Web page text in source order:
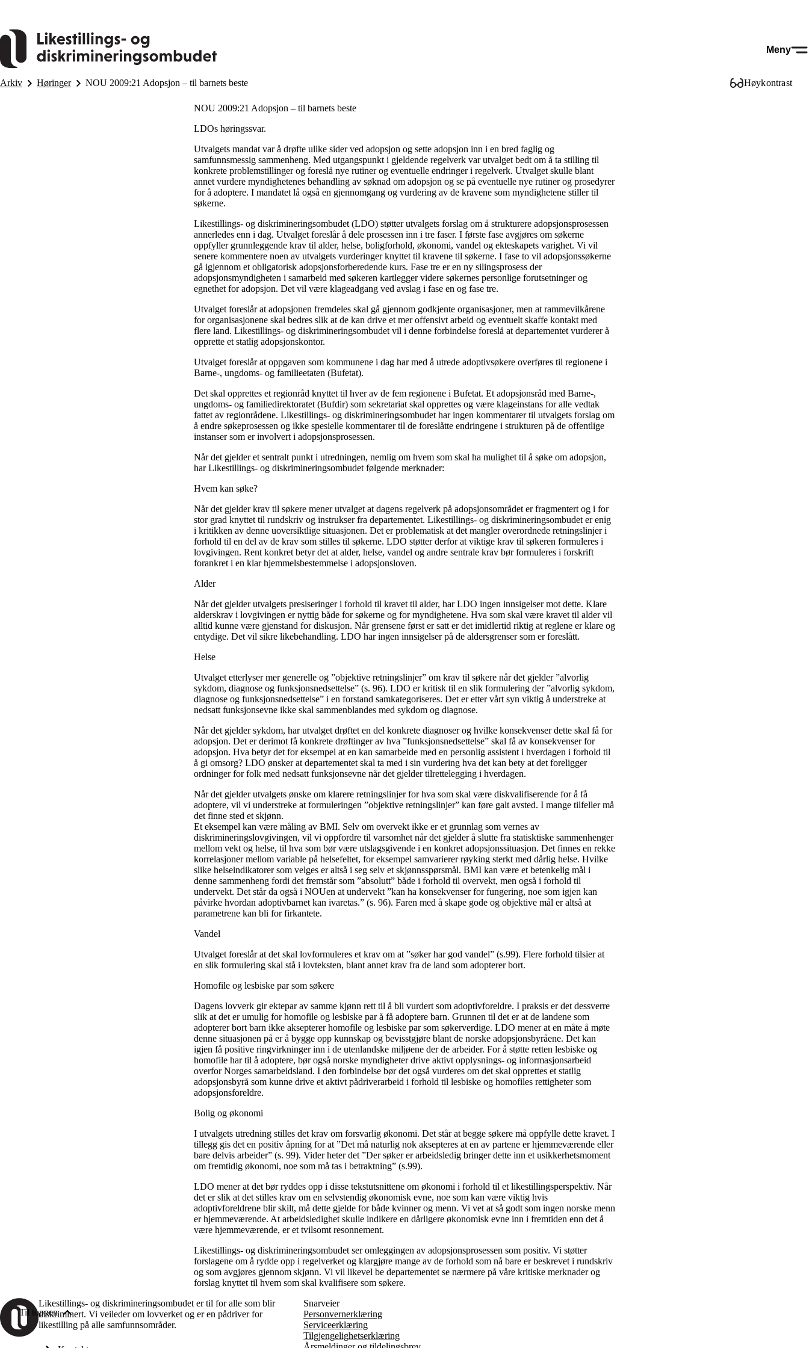
Meny
Arkiv Høringer NOU 2009:21 Adopsjon – til barnets beste Høykontrast
NOU 2009:21 Adopsjon – til barnets beste
LDOs høringssvar.
Utvalgets mandat var å drøfte ulike sider ved adopsjon og sette adopsjon inn i en bred faglig og
samfunnsmessig sammenheng. Med utgangspunkt i gjeldende regelverk var utvalget bedt om å ta stilling til
konkrete problemstillinger og foreslå nye rutiner og eventuelle endringer i regelverk. Utvalget skulle blant
annet vurdere myndighetenes behandling av søknad om adopsjon og se på eventuelle nye rutiner og prosedyrer
for å adoptere. I mandatet lå også en gjennomgang og vurdering av de kravene som myndighetene stiller til
søkerne.
Likestillings- og diskrimineringsombudet (LDO) støtter utvalgets forslag om å strukturere adopsjonsprosessen
annerledes enn i dag. Utvalget foreslår å dele prosessen inn i tre faser. I første fase avgjøres om søkerne
oppfyller grunnleggende krav til alder, helse, boligforhold, økonomi, vandel og ekteskapets varighet. Vi vil
senere kommentere noen av utvalgets vurderinger knyttet til kravene til søkerne. I fase to vil adopsjonssøkerne
gå igjennom et obligatorisk adopsjonsforberedende kurs. Fase tre er en ny silingsprosess der
adopsjonsmyndigheten i samarbeid med søkeren kartlegger videre søkernes personlige forutsetninger og
egnethet for adopsjon. Det vil være klageadgang ved avslag i fase en og fase tre.
Utvalget foreslår at adopsjonen fremdeles skal gå gjennom godkjente organisasjoner, men at rammevilkårene
for organisasjonene skal bedres slik at de kan drive et mer offensivt arbeid og eventuelt skaffe kontakt med
flere land. Likestillings- og diskrimineringsombudet vil i denne forbindelse foreslå at departementet vurderer å
opprette et statlig adopsjonskontor.
Utvalget foreslår at oppgaven som kommunene i dag har med å utrede adoptivsøkere overføres til regionene i
Barne-, ungdoms- og familieetaten (Bufetat).
Det skal opprettes et regionråd knyttet til hver av de fem regionene i Bufetat. Et adopsjonsråd med Barne-,
ungdoms- og familiedirektoratet (Bufdir) som sekretariat skal opprettes og være klageinstans for alle vedtak
fattet av regionrådene. Likestillings- og diskrimineringsombudet har ingen kommentarer til utvalgets forslag om
å endre søkeprosessen og ikke spesielle kommentarer til de foreslåtte endringene i strukturen på de offentlige
instanser som er involvert i adopsjonsprosessen.
Når det gjelder et sentralt punkt i utredningen, nemlig om hvem som skal ha mulighet til å søke om adopsjon,
har Likestillings- og diskrimineringsombudet følgende merknader:
Hvem kan søke?
Når det gjelder krav til søkere mener utvalget at dagens regelverk på adopsjonsområdet er fragmentert og i for
stor grad knyttet til rundskriv og instrukser fra departementet. Likestillings- og diskrimineringsombudet er enig
i kritikken av denne uoversiktlige situasjonen. Det er problematisk at det mangler overordnede retningslinjer i
forhold til en del av de krav som stilles til søkerne. LDO støtter derfor at viktige krav til søkeren formuleres i
lovgivingen. Rent konkret betyr det at alder, helse, vandel og andre sentrale krav bør formuleres i forskrift
forankret i en klar hjemmelsbestemmelse i adopsjonsloven.
Alder
Når det gjelder utvalgets presiseringer i forhold til kravet til alder, har LDO ingen innsigelser mot dette. Klare
alderskrav i lovgivingen er nyttig både for søkerne og for myndighetene. Hva som skal være kravet til alder vil
alltid kunne være gjenstand for diskusjon. Når grensene først er satt er det imidlertid riktig at reglene er klare og
entydige. Det vil sikre likebehandling. LDO har ingen innsigelser på de aldersgrenser som er foreslått.
Helse
Utvalget etterlyser mer generelle og ”objektive retningslinjer” om krav til søkere når det gjelder ”alvorlig
sykdom, diagnose og funksjonsnedsettelse” (s. 96). LDO er kritisk til en slik formulering der ”alvorlig sykdom,
diagnose og funksjonsnedsettelse” i en forstand samkategoriseres. Det er etter vårt syn viktig å understreke at
nedsatt funksjonsevne ikke skal sammenblandes med sykdom og diagnose.
Når det gjelder sykdom, har utvalget drøftet en del konkrete diagnoser og hvilke konsekvenser dette skal få for
adopsjon. Det er derimot få konkrete drøftinger av hva ”funksjonsnedsettelse” skal få av konsekvenser for
adopsjon. Hva betyr det for eksempel at en kan samarbeide med en personlig assistent i hverdagen i forhold til
å gi omsorg? LDO ønsker at departementet skal ta med i sin vurdering hva det kan bety at det foreligger
ordninger for folk med nedsatt funksjonsevne når det gjelder tilrettelegging i hverdagen.
Når det gjelder utvalgets ønske om klarere retningslinjer for hva som skal være diskvalifiserende for å få
adoptere, vil vi understreke at formuleringen ”objektive retningslinjer” kan føre galt avsted. I mange tilfeller må
det finne sted et skjønn.
Et eksempel kan være måling av BMI. Selv om overvekt ikke er et grunnlag som vernes av
diskrimineringslovgivingen, vil vi oppfordre til varsomhet når det gjelder å slutte fra statisktiske sammenhenger
mellom vekt og helse, til hva som bør være utslagsgivende i en konkret adopsjonssituasjon. Det finnes en rekke
korrelasjoner mellom variable på helsefeltet, for eksempel samvarierer røyking sterkt med dårlig helse. Hvilke
slike helseindikatorer som velges er altså i seg selv et skjønnsspørsmål. BMI kan være et betenkelig mål i
denne sammenheng fordi det fremstår som ”absolutt” både i forhold til overvekt, men også i forhold til
undervekt. Det står da også i NOUen at undervekt ”kan ha konsekvenser for fungering, noe som igjen kan
påvirke hvordan adoptivbarnet kan ivaretas.” (s. 96). Faren med å skape gode og objektive mål er altså at
parametrene kan bli for firkantete.
Vandel
Utvalget foreslår at det skal lovformuleres et krav om at ”søker har god vandel” (s.99). Flere forhold tilsier at
en slik formulering skal stå i lovteksten, blant annet krav fra de land som adopterer bort.
Homofile og lesbiske par som søkere
Dagens lovverk gir ektepar av samme kjønn rett til å bli vurdert som adoptivforeldre. I praksis er det dessverre
slik at det er umulig for homofile og lesbiske par å få adoptere barn. Grunnen til det er at de landene som
adopterer bort barn ikke aksepterer homofile og lesbiske par som søkerverdige. LDO mener at en måte å møte
denne situasjonen på er å bygge opp kunnskap og bevisstgjøre blant de norske adopsjonsbyråene. Det kan
igjen få positive ringvirkninger inn i de utenlandske miljøene der de arbeider. For å støtte retten lesbiske og
homofile har til å adoptere, bør også norske myndigheter drive aktivt opplysnings- og informasjonsarbeid
overfor Norges samarbeidsland. I den forbindelse bør det også vurderes om det skal opprettes et statlig
adopsjonsbyrå som kunne drive et aktivt pådriverarbeid i forhold til lesbiske og homofiles rettigheter som
adopsjonsforeldre.
Bolig og økonomi
I utvalgets utredning stilles det krav om forsvarlig økonomi. Det står at begge søkere må oppfylle dette kravet. I
tillegg gis det en positiv åpning for at ”Det må naturlig nok aksepteres at en av partene er hjemmeværende eller
bare delvis arbeider” (s. 99). Vider heter det ”Der søker er arbeidsledig bringer dette inn et usikkerhetsmoment
om fremtidig økonomi, noe som må tas i betraktning” (s.99).
LDO mener at det bør ryddes opp i disse tekstutsnittene om økonomi i forhold til et likestillingsperspektiv. Når
det er slik at det stilles krav om en selvstendig økonomisk evne, noe som kan være viktig hvis
adoptivforeldrene blir skilt, må dette gjelde for både kvinner og menn. Vi vet at så godt som ingen norske menn
er hjemmeværende. At arbeidsledighet skulle indikere en dårligere økonomisk evne inn i fremtiden enn det å
være hjemmeværende, er et tvilsomt resonnement.
Likestillings- og diskrimineringsombudet ser omleggingen av adopsjonsprosessen som positiv. Vi støtter
forslagene om å rydde opp i regelverket og klargjøre mange av de forhold som nå bare er beskrevet i rundskriv
og som avgjøres gjennom skjønn. Vi vil likevel be departementet se nærmere på våre kritiske merknader og
forslag knyttet til hvem som skal kvalifisere som søkere.
Til toppen
Likestillings- og diskrimineringsombudet er til for alle som blir
diskriminert. Vi veileder om lovverket og er en pådriver for
likestilling på alle samfunnsområder.
Snarveier
Personvernerklæring
Serviceerklæring
Tilgjengelighetserklæring